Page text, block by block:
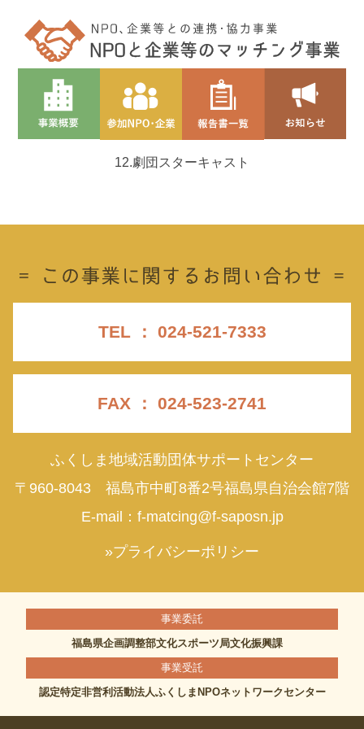
12.劇団スターキャスト
TEL ： 024-521-7333
FAX ： 024-523-2741
ふくしま地域活動団体サポートセンター
〒960-8043 福島市中町8番2号福島県自治会館7階
E-mail： f-matcing@f-saposn.jp
»プライバシーポリシー
事業委託
福島県企画調整部文化スポーツ局文化振興課
事業受託
認定特定非営利活動法人ふくしまNPOネットワークセンター